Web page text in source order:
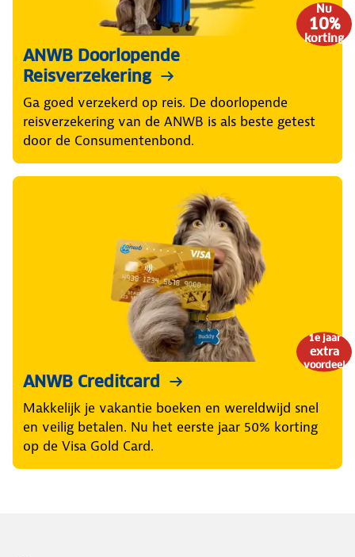
Nu
10%
korting
ANWB Doorlopende
Reisverzekering
Ga goed verzekerd op reis. De doorlopende
reisverzekering van de ANWB is als beste getest
door de Consumentenbond.
1e jaar
extra
voordeel
ANWB Creditcard
Makkelijk je vakantie boeken en wereldwijd snel
en veilig betalen. Nu het eerste jaar 50% korting
op de Visa Gold Card.